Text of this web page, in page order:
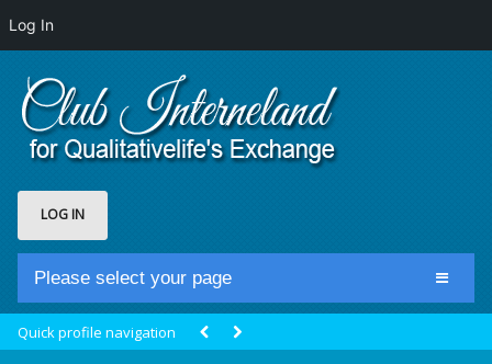
Log In
LOG IN
Please select your page
Quick profile navigation